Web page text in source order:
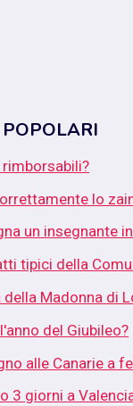
lo
un insegnante
tipici della
della Madonna di
del Giubileo?
alle Canarie a
3 giorni a